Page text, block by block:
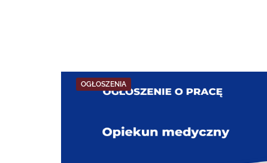
OGŁOSZENIA